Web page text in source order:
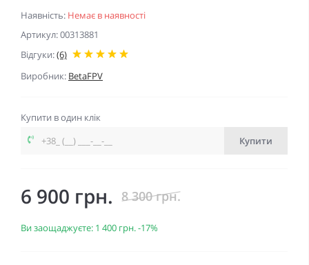
Наявність: Немає в наявності
Артикул: 00313881
Відгуки:(6)
Виробник: BetaFPV
Купити в один клік
Купити
6 900 грн. 8 300 грн.
Ви заощаджуєте: 1 400 грн.-17%